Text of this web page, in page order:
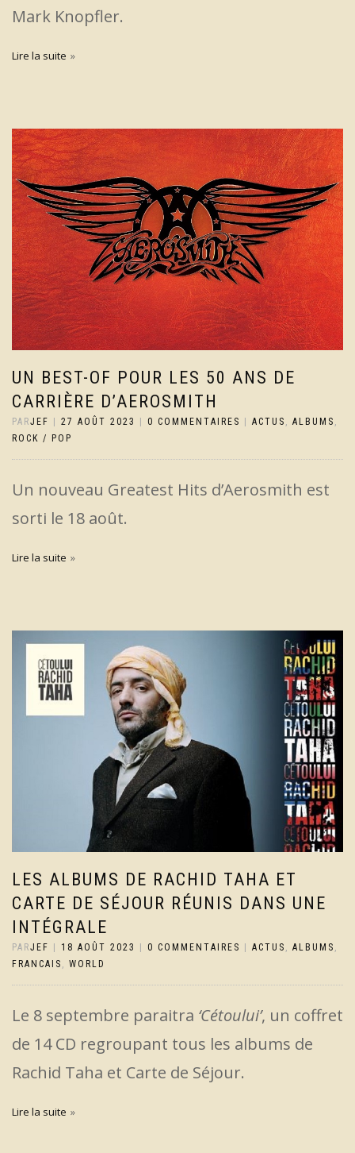
Mark Knopfler.
Lire la suite
UN BEST-OF POUR LES 50 ANS DE
CARRIÈRE D’AEROSMITH
PARJEF 27 AOÛT 2023 0 COMMENTAIRES ACTUS , ALBUMS ,
ROCK / POP
Un nouveau Greatest Hits d’Aerosmith est
sorti le 18 août.
Lire la suite
LES ALBUMS DE RACHID TAHA ET
CARTE DE SÉJOUR RÉUNIS DANS UNE
INTÉGRALE
PARJEF | 18 AOÛT 2023 | 0 COMMENTAIRES | ACTUS ALBUMS
FRANCAIS
WORLD
Le 8 septembre paraitra ‘Cétoului’, un coffret
de 14 CD regroupant tous les albums de
Rachid Taha et Carte de Séjour.
Lire la suite